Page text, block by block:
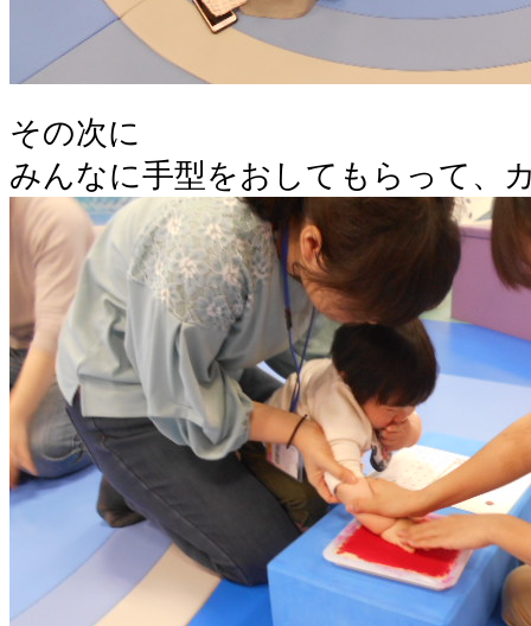
その次に
みんなに手型をおしてもらって、